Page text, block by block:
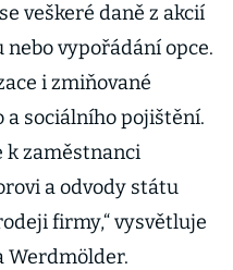
veškeré daně z akcií
vypořádání opce.
i zmiňované
a sociálního pojištění.
k zaměstnanci
a odvody státu
firmy,“ vysvětluje
Werdmölder.